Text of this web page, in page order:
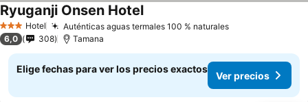
3 Estrellas
Hotel Auténticas aguas termales 100 % naturalesVer precios
Ryuganji Onsen HotelVer precios
6,0 308 Tamana
Elige fechas para ver los precios exactos
Ver precios